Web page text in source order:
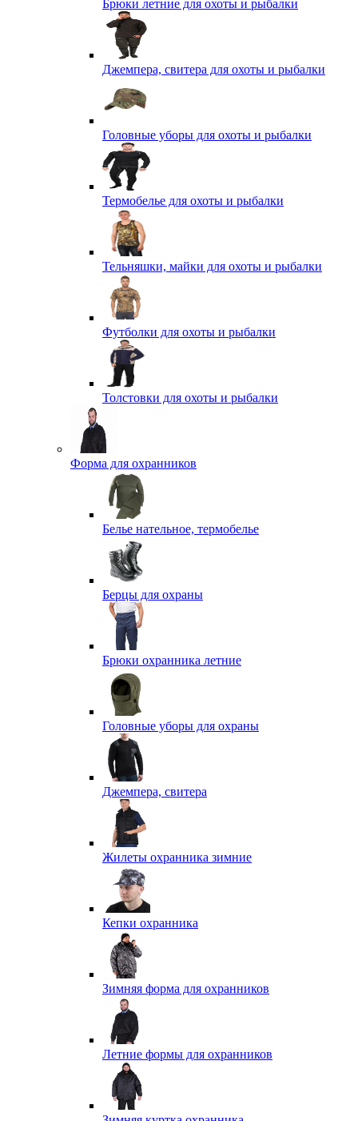
Брюки летние для охоты и рыбалки
Джемпера, свитера для охоты и рыбалки
Головные уборы для охоты и рыбалки
Термобелье для охоты и рыбалки
Тельняшки, майки для охоты и рыбалки
Футболки для охоты и рыбалки
Толстовки для охоты и рыбалки
Форма для охранников
Белье нательное, термобелье
Берцы для охраны
Брюки охранника летние
Головные уборы для охраны
Джемпера, свитера
Жилеты охранника зимние
Кепки охранника
Зимняя форма для охранников
Летние формы для охранников